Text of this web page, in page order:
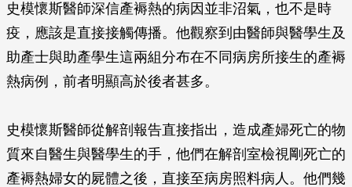
史模懷斯醫師深信產褥熱的病因並非沼氣，也不是時
疫，應該是直接接觸傳播。他觀察到由醫師與醫學生及
助產士與助產學生這兩組分布在不同病房所接生的產褥
熱病例，前者明顯高於後者甚多。
史模懷斯醫師從解剖報告直接指出，造成產婦死亡的物
質來自醫生與醫學生的手，他們在解剖室檢視剛死亡的
產褥熱婦女的屍體之後，直接至病房照料病人。他們幾